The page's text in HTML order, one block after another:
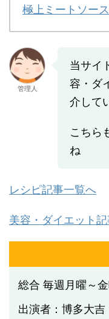
極上ミートソー
管理人
当サイ
容・ダ
介して
こちら
ね
レシピ記事一覧へ
美容・ダイエット
総合 毎週月曜～
出演者：博多大